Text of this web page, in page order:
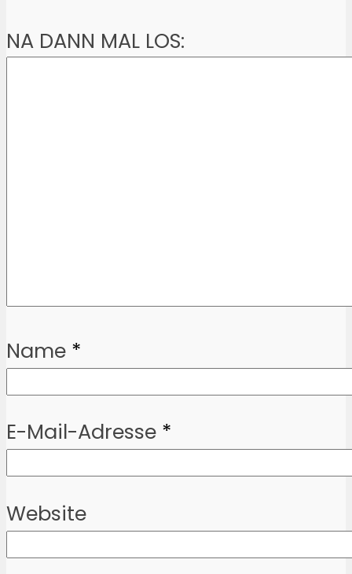
NA DANN MAL LOS:
Name *
E-Mail-Adresse *
Website